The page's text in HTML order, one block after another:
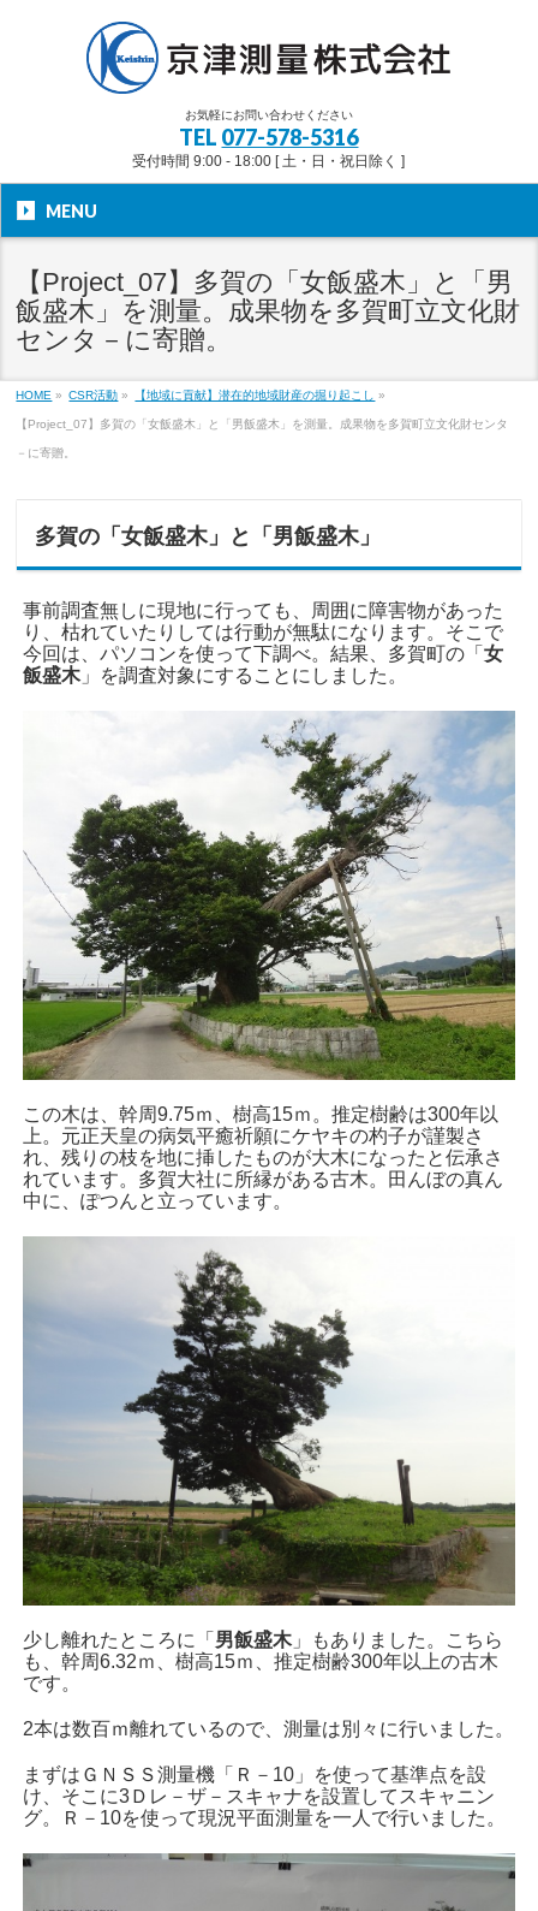
お気軽にお問い合わせください
TEL 077-578-5316
受付時間 9:00 - 18:00 [ 土・日・祝日除く ]
MENU
【Project_07】多賀の「女飯盛木」と「男
飯盛木」を測量。成果物を多賀町立文化財
センタ－に寄贈。
HOME » CSR活動 » 【地域に貢献】潜在的地域財産の掘り起こし »
【Project_07】多賀の「女飯盛木」と「男飯盛木」を測量。成果物を多賀町立文化財センタ
－に寄贈。
多賀の「女飯盛木」と「男飯盛木」
事前調査無しに現地に行っても、周囲に障害物があった
り、枯れていたりしては行動が無駄になります。そこで
今回は、パソコンを使って下調べ。結果、多賀町の「女
飯盛木」を調査対象にすることにしました。
この木は、幹周9.75ｍ、樹高15ｍ。推定樹齢は300年以
上。元正天皇の病気平癒祈願にケヤキの杓子が謹製さ
れ、残りの枝を地に挿したものが大木になったと伝承さ
れています。多賀大社に所縁がある古木。田んぼの真ん
中に、ぽつんと立っています。
少し離れたところに「 男飯盛木」もありました。こちら
も、幹周6.32ｍ、樹高15ｍ、推定樹齢300年以上の古木
です。
2本は数百ｍ離れているので、測量は別々に行いました。
まずはＧＮＳＳ測量機「Ｒ－10」を使って基準点を設
け、そこに3Ｄレ－ザ－スキャナを設置してスキャニン
グ。Ｒ－10を使って現況平面測量を一人で行いました。